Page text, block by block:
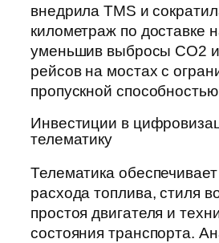
внедрила TMS и
километраж по доставке
уменьшив выбросы CO2 и
рейсов на мостах с
пропускной
Инвестиции в
телематику
Телематика
расхода топлива, стиля
простоя двигателя и
состояния транспорта.